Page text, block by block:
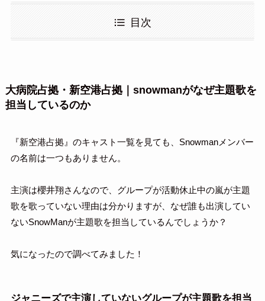
目次
大病院占拠・新空港占拠｜snowmanがなぜ主題歌を
担当しているのか
『新空港占拠』のキャスト一覧を見ても、Snowmanメンバー
の名前は一つもありません。
主演は櫻井翔さんなので、グループが活動休止中の嵐が主題
歌を歌っていない理由は分かりますが、なぜ誰も出演してい
ないSnowManが主題歌を担当しているんでしょうか？
気になったので調べてみました！
ジャニーズで主演していないグループが主題歌を担当